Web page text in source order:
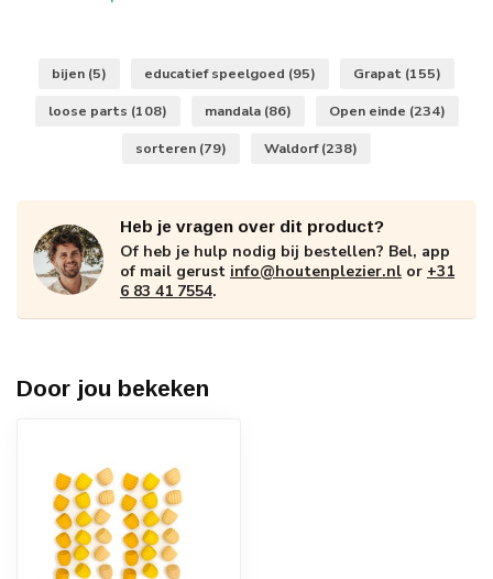
bijen (5) educatief speelgoed (95) Grapat (155)
loose parts (108) mandala (86) Open einde (234)
sorteren (79) Waldorf(238)
Heb je vragen over dit product?
Of heb je hulp nodig bij bestellen? Bel, app
of mail gerust info@houtenplezier.nl or +31
6 83 41 7554.
Door jou bekeken